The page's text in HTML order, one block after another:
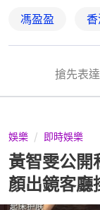
馮盈盈
搶先表達
娛樂 即時娛樂
黃智雯公
顏出鏡客廳